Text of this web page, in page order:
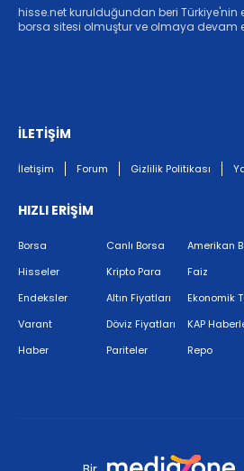
hisse.net kurulduğundan beri Türkiye'nin
borsa sitesi olmuştur ve olmaya devam
İLETİŞİM
İletişim Forum Gizlilik Politikası
HIZLI ERİŞİM
Borsa
Hisseler
Endeksler
Varant
Haber
Canlı Borsa
Kripto Para
Altın Fiyatları
Döviz Fiyatları
Pariteler
Amerikan
Faiz
Ekonomik
KAP
Repo